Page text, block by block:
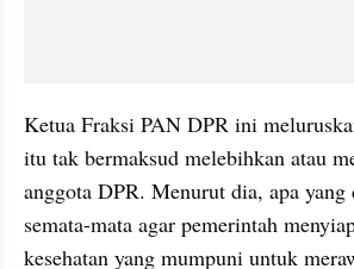
Ketua Fraksi PAN DPR ini
itu tak bermaksud melebihkan atau
anggota DPR. Menurut dia, apa yang
semata-mata agar pemerintah
kesehatan yang mumpuni untuk